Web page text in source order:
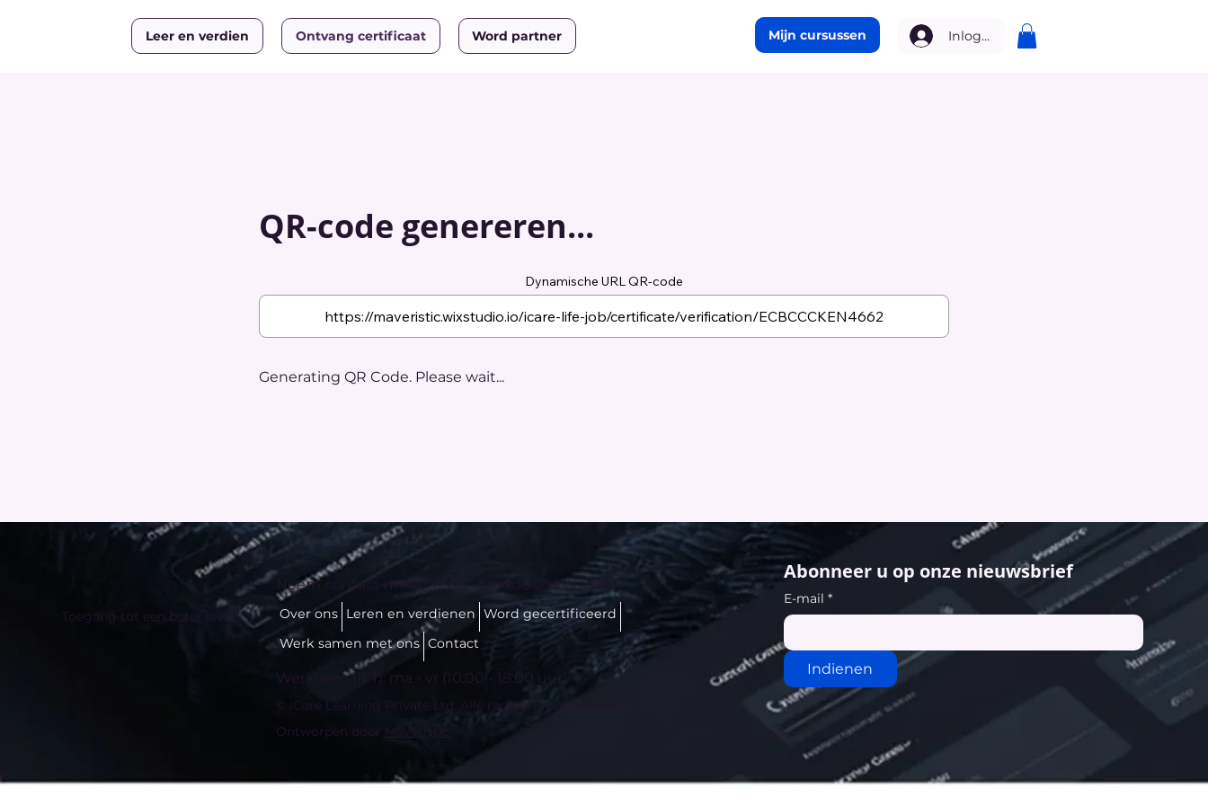
Leer en verdien Ontvang certificaat Word partner Mijn cursussen Inloggen
QR-code genereren...
Dynamische URL QR-code
Generating QR Code. Please wait...
Toegang tot een beter leven
Neem contact met ons op - talktous@icare.life
Over ons Leren en verdienen Word gecertificeerd
Werk samen met ons Contact
Werkuren (IST): ma - vr (10:00 - 18:00 uur)
© iCare Learning Private Ltd. Alle rechten voorbehouden.
Ontworpen door
Maveristic
Abonneer u op onze nieuwsbrief
E-mail *
Indienen